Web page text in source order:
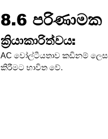
8.6 පරිණාමක
ක්‍රියාකාරිත්වය:
AC වෝල්ටීයතාව කඩිනම් ලෙස
කිරීමට භාවිත වේ.